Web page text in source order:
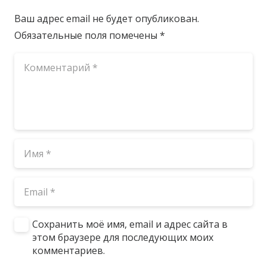
Ваш адрес email не будет опубликован.
Обязательные поля помечены *
Сохранить моё имя, email и адрес сайта в
этом браузере для последующих моих
комментариев.